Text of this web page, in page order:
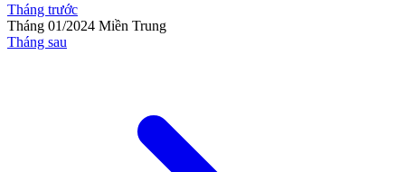
Tháng trước
Tháng 01/2024 Miền Trung
Tháng sau